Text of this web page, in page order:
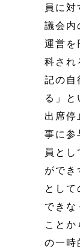
員に
議会内
運営を
科され
記の自
る」と
出席停
事に参
員と
ができ
として
できな
ことか
の一時